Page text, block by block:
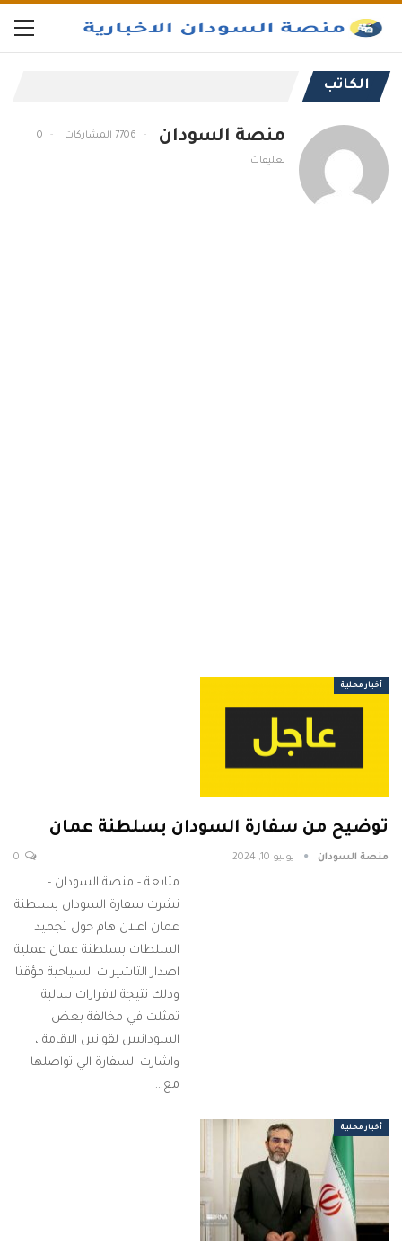
الكاتب
منصة السودان 7706 المشاركات 0
تعليقات
أخبار محلية
توضيح من سفارة السودان بسلطنة عمان
منصة السودان يوليو 10, 2024
متابعة - منصة السودان -
نشرت سفارة السودان بسلطنة
عمان اعلان هام حول تجميد
السلطات بسلطنة عمان عملية
اصدار التاشيرات السياحية مؤقتا
وذلك نتيجة لافرازات سالبة
تمثلت في مخالفة بعض
السودانيين لقوانين الاقامة ،
واشارت السفارة الي تواصلها
مع…
أخبار محلية